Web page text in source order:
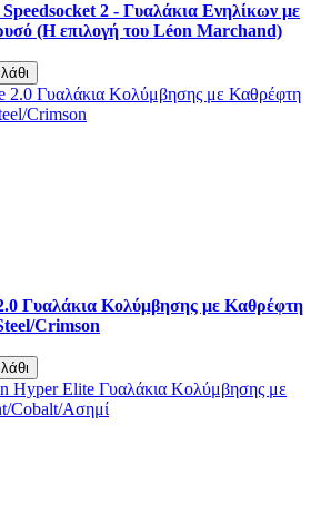
2 - Γυαλάκια Ενηλίκων με
(Η επιλογή του Léon Marchand)
Γυαλάκια Κολύμβησης με Καθρέφτη
Crimson